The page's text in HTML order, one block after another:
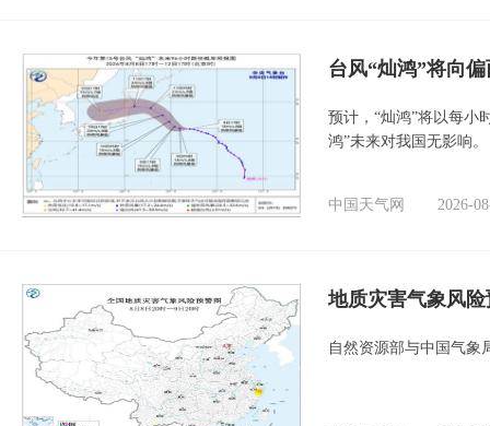
台风“灿鸿”将向
预计，“灿鸿”将以每小
鸿”未来对我国无影响。
中国天气网 2026-
地质灾害气象风
自然资源部与中国气象